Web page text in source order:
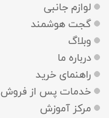
لوازم جانبی
گجت هوشمند
وبلاگ
درباره ما
راهنمای خرید
خدمات پس از فروش
مرکز آموزش